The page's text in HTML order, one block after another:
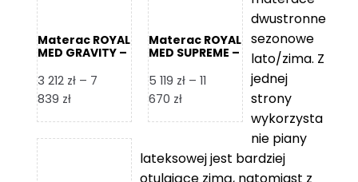
Materac ROYAL
MED GRAVITY –
3 212 zł – 7
839 złZakres
od
Materac ROYAL
MED SUPREME –
5 119 zł – 11
670 złZakres
5
119 zł
dwustronne
sezonowe
lato/zima. Z
jednej
strony
wykorzysta
nie piany
lateksowej jest bardziej
otulające zimą, natomiast z